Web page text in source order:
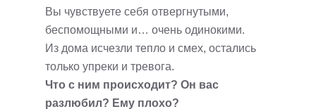
Вы чувствуете себя отвергнутыми,
беспомощными и… очень одинокими.
Из дома исчезли тепло и смех, остались
только упреки и тревога.
Что с ним происходит? Он вас
разлюбил? Ему плохо?